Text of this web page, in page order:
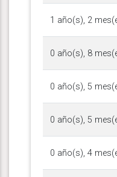
1 año(s), 2
0 año(s), 8
0 año(s), 5
0 año(s), 5
0 año(s), 4